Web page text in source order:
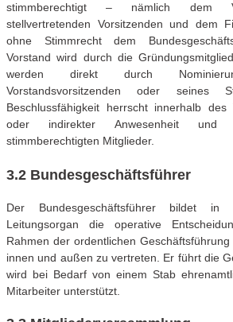
stimmberechtigt – nämlich dem
stellvertretenden Vorsitzenden und dem
ohne Stimmrecht dem
Vorstand wird durch die
werden direkt durch
Vorstandsvorsitzenden oder seines
Beschlussfähigkeit herrscht innerhalb
oder indirekter Anwesenheit und
stimmberechtigten Mitglieder.
3.2 Bundesgeschäftsführer
Der Bundesgeschäftsführer bildet
Leitungsorgan die operative
Rahmen der ordentlichen
innen und außen zu vertreten. Er führt die
wird bei Bedarf von einem Stab
Mitarbeiter unterstützt.